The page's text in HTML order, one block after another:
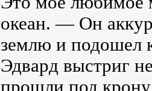
океан. — Он
землю и подошел
Эдвард выстриг